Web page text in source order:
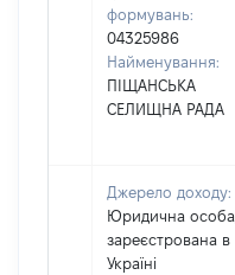
формувань:
04325986
Найменування:
ПІЩАНСЬКА
СЕЛИЩНА РАДА
Джерело доходу:
Юридична особа,
зареєстрована в
Україні